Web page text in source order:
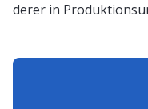
derer in